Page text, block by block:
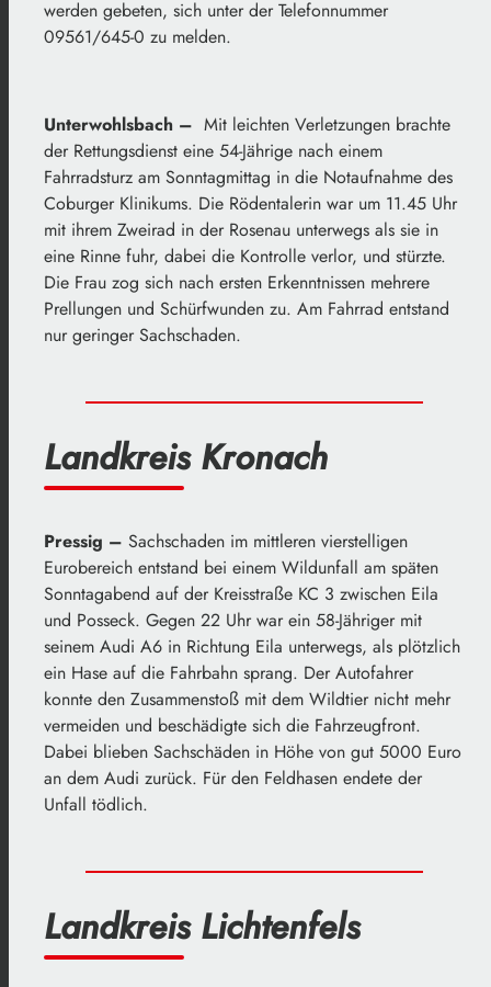
werden gebeten, sich unter der Telefonnummer
09561/645-0 zu melden.
Unterwohlsbach – Mit leichten Verletzungen brachte
der Rettungsdienst eine 54-Jährige nach einem
Fahrradsturz am Sonntagmittag in die Notaufnahme des
Coburger Klinikums. Die Rödentalerin war um 11.45 Uhr
mit ihrem Zweirad in der Rosenau unterwegs als sie in
eine Rinne fuhr, dabei die Kontrolle verlor, und stürzte.
Die Frau zog sich nach ersten Erkenntnissen mehrere
Prellungen und Schürfwunden zu. Am Fahrrad entstand
nur geringer Sachschaden.
Landkreis Kronach
Pressig – Sachschaden im mittleren vierstelligen
Eurobereich entstand bei einem Wildunfall am späten
Sonntagabend auf der Kreisstraße KC 3 zwischen Eila
und Posseck. Gegen 22 Uhr war ein 58-Jähriger mit
seinem Audi A6 in Richtung Eila unterwegs, als plötzlich
ein Hase auf die Fahrbahn sprang. Der Autofahrer
konnte den Zusammenstoß mit dem Wildtier nicht mehr
vermeiden und beschädigte sich die Fahrzeugfront.
Dabei blieben Sachschäden in Höhe von gut 5000 Euro
an dem Audi zurück. Für den Feldhasen endete der
Unfall tödlich.
Landkreis Lichtenfels